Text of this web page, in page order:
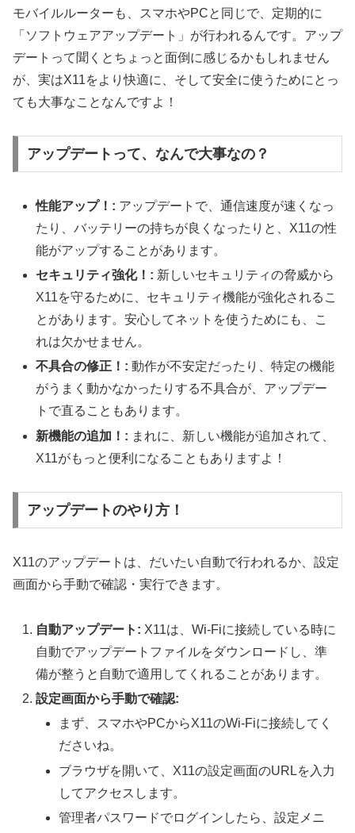
モバイルルーターも、スマホやPCと同じで、定期的に
「ソフトウェアアップデート」が行われるんです。アップ
デートって聞くとちょっと面倒に感じるかもしれません
が、実はX11をより快適に、そして安全に使うためにとっ
ても大事なことなんですよ！
アップデートって、なんで大事なの？
性能アップ！: アップデートで、通信速度が速くなっ
たり、バッテリーの持ちが良くなったりと、X11の性
能がアップすることがあります。
セキュリティ強化！: 新しいセキュリティの脅威から
X11を守るために、セキュリティ機能が強化されるこ
とがあります。安心してネットを使うためにも、こ
れは欠かせません。
不具合の修正！: 動作が不安定だったり、特定の機能
がうまく動かなかったりする不具合が、アップデー
トで直ることもあります。
新機能の追加！: まれに、新しい機能が追加されて、
X11がもっと便利になることもありますよ！
アップデートのやり方！
X11のアップデートは、だいたい自動で行われるか、設定
画面から手動で確認・実行できます。
自動アップデート: X11は、Wi-Fiに接続している時に
自動でアップデートファイルをダウンロードし、準
備が整うと自動で適用してくれることがあります。
設定画面から手動で確認:
まず、スマホやPCからX11のWi-Fiに接続してく
ださいね。
ブラウザを開いて、X11の設定画面のURLを入力
してアクセスします。
管理者パスワードでログインしたら、設定メニ